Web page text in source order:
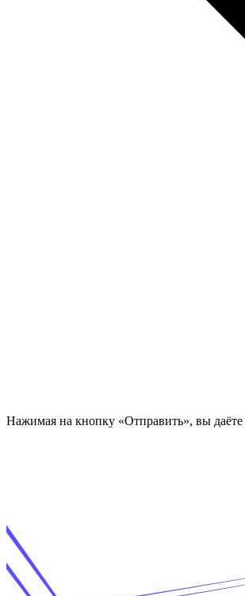
Нажимая на кнопку «Отправить», вы даёте